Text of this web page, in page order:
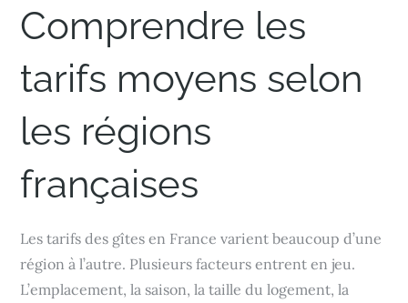
Comprendre les
tarifs moyens selon
les régions
françaises
Les tarifs des gîtes en France varient beaucoup d’une
région à l’autre. Plusieurs facteurs entrent en jeu.
L’emplacement, la saison, la taille du logement, la